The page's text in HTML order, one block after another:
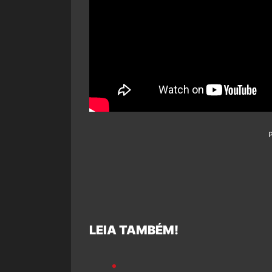
LEIA TAMBÉM!